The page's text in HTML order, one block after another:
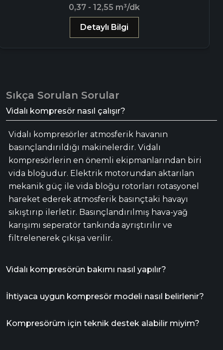
0,37 - 12,55 m³/dk
Detaylı Bilgi
Sıkça Sorulan Sorular
Vidalı kompresör nasıl çalışır?
Vidalı kompresörler atmosferik havanın
basınçlandırıldığı makinelerdir. Vidalı
kompresörlerin en önemli ekipmanlarından biri
vida bloğudur. Elektrik motorundan aktarılan
mekanik güç ile vida bloğu rotorları rotasyonel
hareket ederek atmosferik basınçtaki havayı
sıkıştırıp ilerletir. Basınçlandırılmış hava-yağ
karışımı seperatör tankında ayrıştırılır ve
filtrelenerek çıkışa verilir.
Vidalı kompresörün bakımı nasıl yapılır?
İhtiyaca uygun kompresör modeli nasıl belirlenir?
Kompresörüm için teknik destek alabilir miyim?